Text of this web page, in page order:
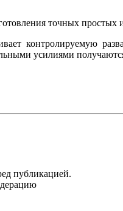
точных
контролируемую
усилиями
публикацией.